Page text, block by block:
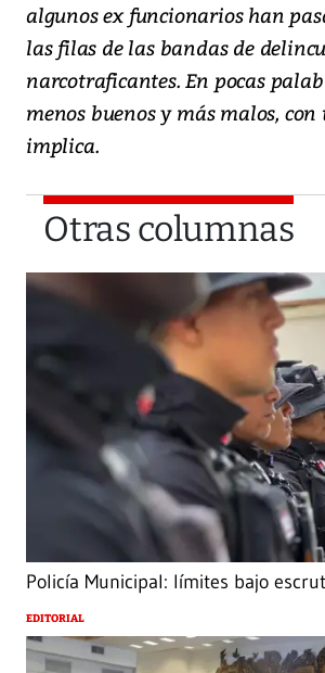
algunos ex funcionarios han
las filas de las bandas de
narcotraficantes. En pocas
menos buenos y más malos,
implica.
Otras columnas
Policía Municipal: límites bajo
EDITORIAL